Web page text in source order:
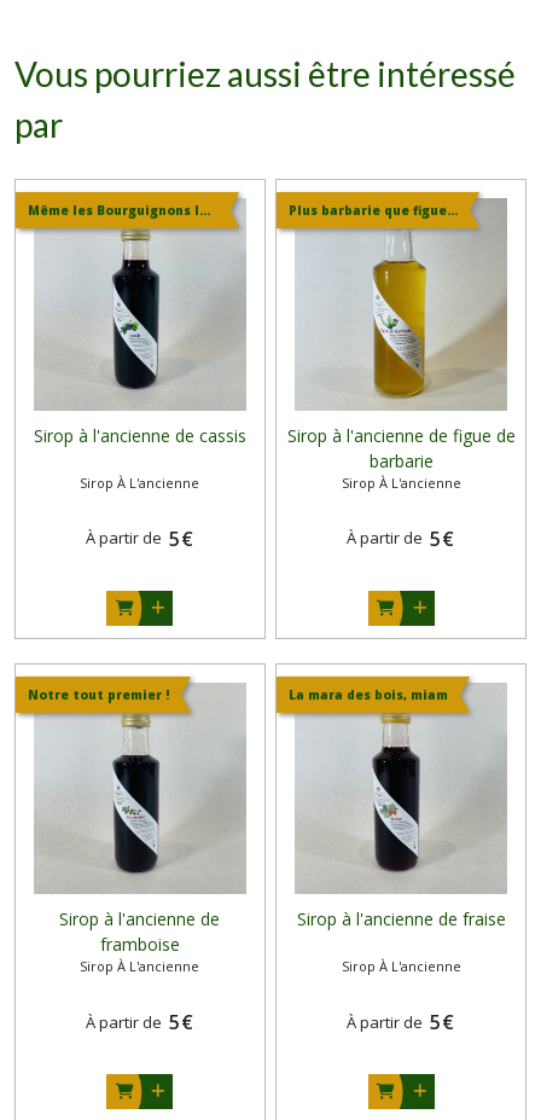
Vous pourriez aussi être intéressé
par
Même les Bourguignons le préfèrent !
Sirop à l'ancienne de cassis
Sirop À L'ancienne
À partir de 5€
Plus barbarie que figue...
Sirop à l'ancienne de figue de
barbarie
Sirop À L'ancienne
À partir de 5€
Notre tout premier !
Sirop à l'ancienne de
framboise
Sirop À L'ancienne
À partir de 5€
La mara des bois, miam
Sirop à l'ancienne de fraise
Sirop À L'ancienne
À partir de 5€